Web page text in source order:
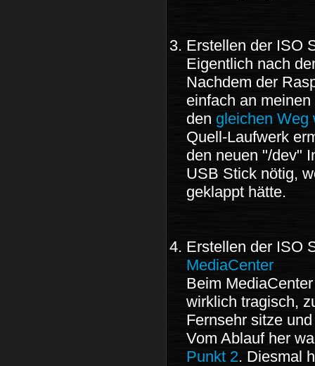
Erstellen der ISO
Eigentlich nach
Nachdem der
einfach an
den gleichen Weg
Quell-Laufwerk
den neuen "/dev"
USB Stick nötig,
geklappt hätte.
Erstellen der ISO
MediaCenter
Beim
wirklich tragisch,
Fernsehr sitze
Vom Ablauf her
Punkt 2. Diesmal